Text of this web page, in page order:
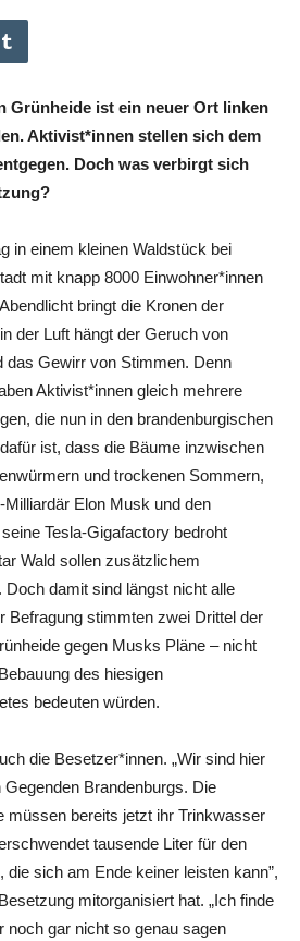
Grünheide ist ein neuer Ort linken
Aktivist*innen stellen sich dem
Doch was verbirgt sich
in einem kleinen Waldstück bei
mit knapp 8000 Einwohner*innen
bringt die Kronen der
der Luft hängt der Geruch von
das Gewirr von Stimmen. Denn
Aktivist*innen gleich mehrere
die nun in den brandenburgischen
ist, dass die Bäume inzwischen
und trockenen Sommern,
Elon Musk und den
Tesla-Gigafactory bedroht
Wald sollen zusätzlichem
Doch damit sind längst nicht alle
Befragung stimmten zwei Drittel der
gegen Musks Pläne – nicht
des hiesigen
bedeuten würden.
die Besetzer*innen. „Wir sind hier
Brandenburgs. Die
müssen bereits jetzt ihr Trinkwasser
tausende Liter für den
die sich am Ende keiner leisten kann”,
mitorganisiert hat. „Ich finde
noch gar nicht so genau sagen